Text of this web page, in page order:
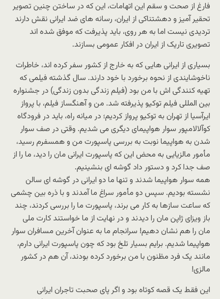
فارغ از صحت و سقم این اتهامات، این که در ساختن چنین تصویر
تحقیر آمیز و دهشتناکی از ایران، رسانه های ضد ایرانی نقش دارند
تردیدی نیست اما به هر روی، باید پذیرفت که موفق شده اند
تصویری تاریک از ایران در افکار عمومی بسازند.
بسیاری از ایرانی هایی که به خارج از کشور سفر کرده اند، خاطرات
ناخوشایندی از نحوه برخورد با خود دارند. سال گذشته فیلمی که
تهیه کنندگی اش با من بود (فیلم زندگی بدون زندگی) در جشنواره
بین المللی فیلم توکیو پذیرفته شد. من و آهنگساز فیلم، با پرواز
ایرآسیا از تهران به توکیو پرواز کردیم؛ در میانه راه، باید در فرودگاه
کوآلالامپور سوار هواپیمای دیگری می شدیم. وقتی در صف سوار
شدن به هواپیما نوبت به بررسی پاسپورت من و همسفرم رسید،
مأمور مالزیایی به محض این که پاسپورت ایرانی مان را دید، ما را از
صف جدا کرد و دستور داد گوشه ای بنشینیم.
همه سوار هواپیما شدند و تنها ما دو ایرانی در گوشه ای سالن
نشسته بودیم. سپس دو مأمور سراغ ما آمدند و با ذره بین چشمی
که ساعت سازها به کار می برند، پاسپورت ما را بررسی کردند، چند
باز ویزای ژاپن مان را دیدند و در نهایت از ما خواستند کارت ملی
مان را هم نشان دهیم! سرانجام ما به عنوان آخرین مسافران سوار
هواپیما شدیم. برایم بسیار تلخ بود که چون پاسپورت ایرانی دارم،
مانند یک فرد مظنون با من برخورد کرده بودند، آن هم در کشور
مالزی!
این فقط یک قصه کوتاه بود و اگر پای صحبت تاجران ایرانی